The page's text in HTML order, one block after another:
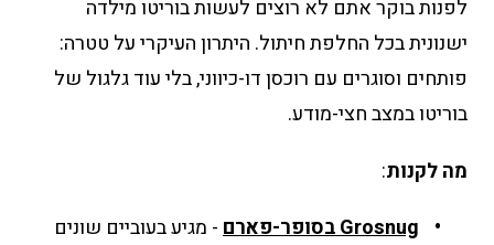
לפנות בוקר אתם לא רוצים לעשות בוריטו מילדה
ישנונית בכל החלפת חיתול. היתרון העיקרי על טטרה:
פותחים וסוגרים עם רוכסן דו-כיווני, בלי עוד גלגול של
בוריטו במצב חצי-מודע.
מה לקנות:
Grosnug בסופר-פארם
- מגיע בעוביים שונים